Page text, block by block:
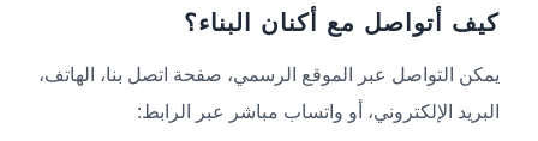
كيف أتواصل مع أكنان البناء؟
يمكن التواصل عبر الموقع الرسمي، صفحة اتصل بنا، الهاتف،
البريد الإلكتروني، أو واتساب مباشر عبر الرابط: